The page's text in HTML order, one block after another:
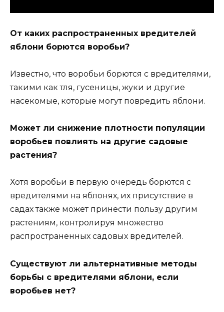
От каких распространенных вредителей
яблони борются воробьи?
Известно, что воробьи борются с вредителями,
такими как тля, гусеницы, жуки и другие
насекомые, которые могут повредить яблони.
Может ли снижение плотности популяции
воробьев повлиять на другие садовые
растения?
Хотя воробьи в первую очередь борются с
вредителями на яблонях, их присутствие в
садах также может принести пользу другим
растениям, контролируя множество
распространенных садовых вредителей.
Существуют ли альтернативные методы
борьбы с вредителями яблони, если
воробьев нет?